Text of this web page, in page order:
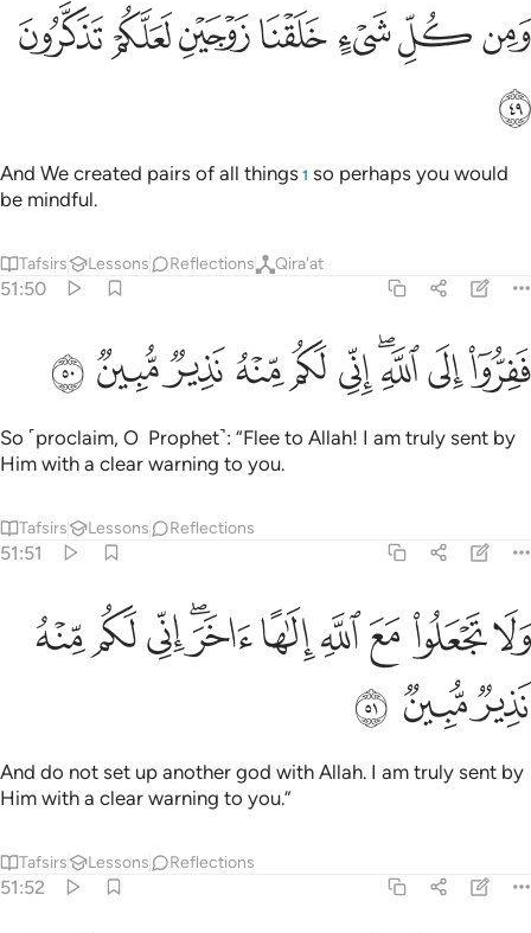
ومن كل شيء خلقنا زوجين لعلكم تذكرون ٤٩
وَمِن كُلِّ شَىْءٍ خَلَقْنَا زَوْجَيْنِ لَعَلَّكُمْ تَذَكَّرُونَ ٤٩
ﳊﳋﳌﳍﳎﳏﳐ
ﳑ
And We created pairs of all things 1 so perhaps you would
be mindful.
Tafsirs Lessons Reflections Qira'at
51:50
ففروا الى الله اني لكم منه نذير مبين ٥٠
فَفِرُّوٓا۟ إِلَى ٱللَّهِ ۖ إِنِّى لَكُم مِّنْهُ نَذِيرٌۭ مُّبِينٌۭ ٥٠
ﳒﳓﳔﳕﳖﳗﳘﳙﳚ ﳛ
So ˹proclaim, O Prophet˺: “Flee to Allah! I am truly sent by
Him with a clear warning to you.
Tafsirs Lessons Reflections
51:51
ولا تجعلوا مع الله الاها اخر اني لكم منه نذير مبين ٥١
وَلَا تَجْعَلُوا۟ مَعَ ٱللَّهِ إِلَـٰهًا ءَاخَرَ ۖ إِنِّى لَكُم مِّنْهُ نَذِيرٌۭ مُّبِينٌۭ ٥١
ﳜﳝ ﳞﳟﳠﳡﳢﳣﳤﳥ
ﳦﳧ ﳨ
And do not set up another god with Allah. I am truly sent by
Him with a clear warning to you.”
Tafsirs Lessons Reflections
51:52